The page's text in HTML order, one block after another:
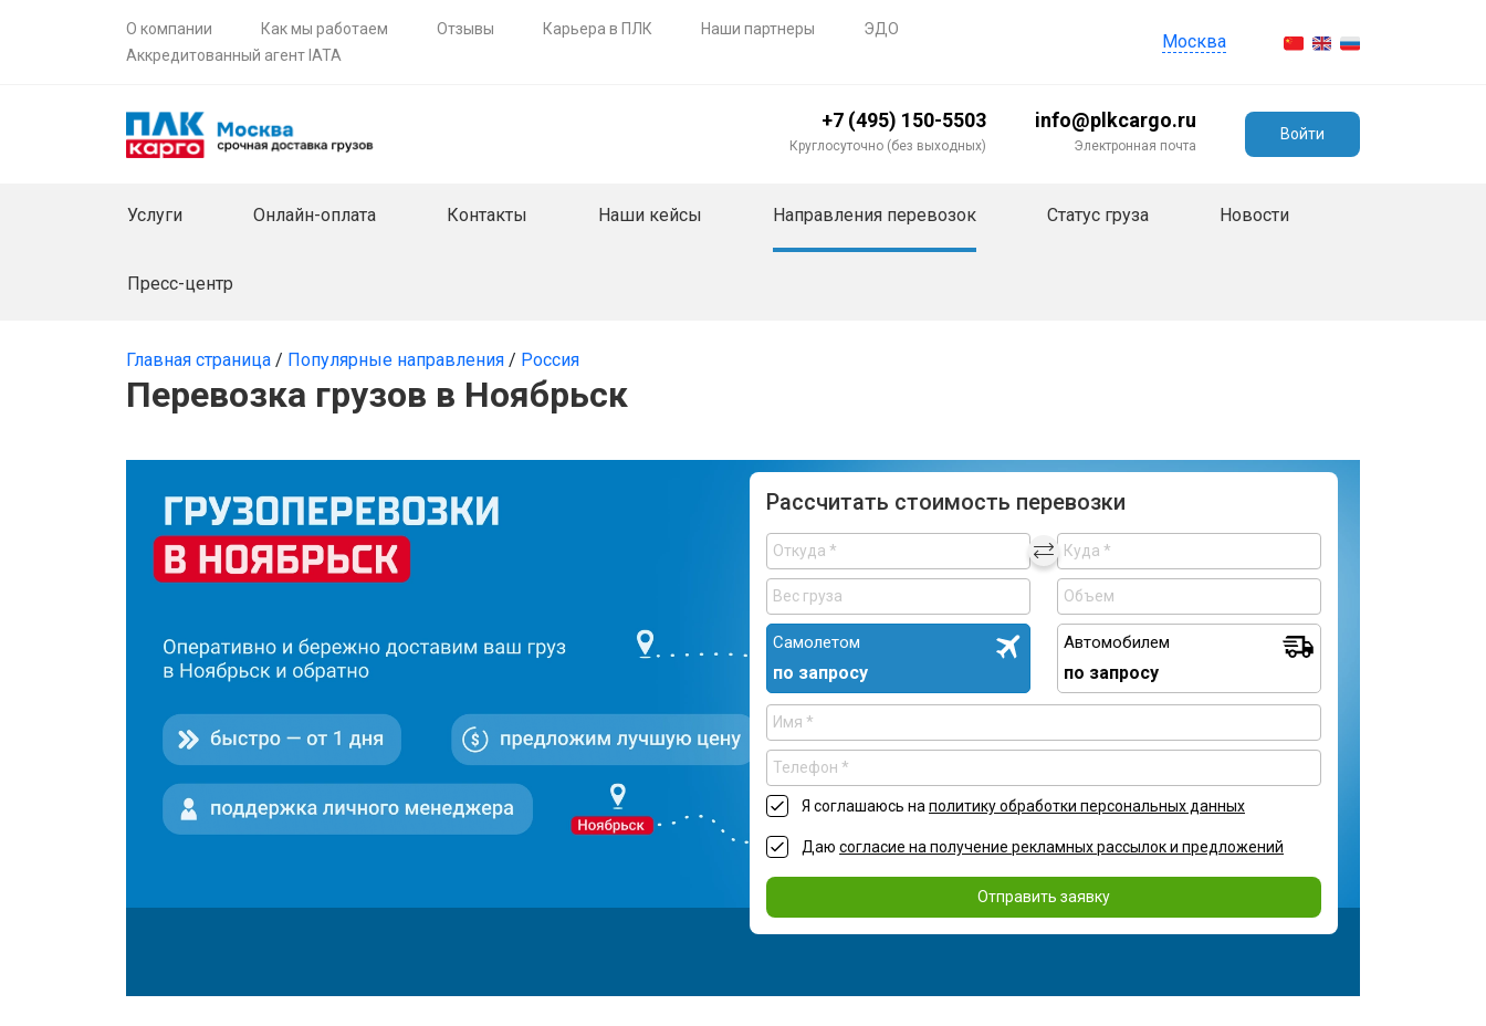
О компании Как мы работаем Отзывы Карьера в ПЛК Наши партнеры
ЭДО
Аккредитованный агент IATA
Москва
+7 (495) 150-5503
Круглосуточно (без выходных)
info@plkcargo.ru
Электронная почта
Войти
Услуги Онлайн-оплата Контакты Наши кейсы Направления перевозок Статус груза Новости
Пресс-центр
Главная страница / Популярные направления / Россия
Перевозка грузов в Ноябрьск
Рассчитать стоимость перевозки
Самолетом
по запросу
Автомобилем
по запросу
Я соглашаюсь на политику обработки персональных данных
Даю согласие на получение рекламных рассылок и предложений
Отправить заявку